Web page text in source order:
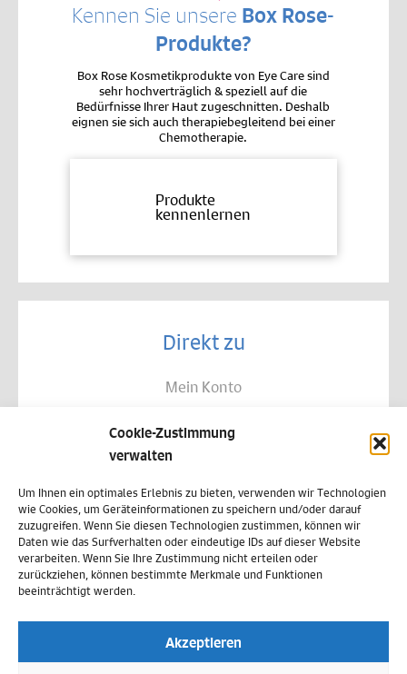
Cookie-Zustimmung
verwalten
Um Ihnen ein optimales Erlebnis zu bieten, verwenden wir Technologien
wie Cookies, um Geräteinformationen zu speichern und/oder darauf
zuzugreifen. Wenn Sie diesen Technologien zustimmen, können wir
Daten wie das Surfverhalten oder eindeutige IDs auf dieser Website
verarbeiten. Wenn Sie Ihre Zustimmung nicht erteilen oder
zurückziehen, können bestimmte Merkmale und Funktionen
beeinträchtigt werden.
Akzeptieren
Kennen Sie unsere Box Rose-
Produkte?
Box Rose Kosmetikprodukte von Eye Care sind
sehr hochverträglich & speziell auf die
Bedürfnisse Ihrer Haut zugeschnitten. Deshalb
eignen sie sich auch therapiebegleitend bei einer
Chemotherapie.
Produkte
kennenlernen
Direkt zu
Mein Konto
Allgemeine Geschäftsbedingungen
Datenschutz
Widerruf
Zahlungsweisen
Versand & Lieferung
Cookie-Richtlinie (EU)